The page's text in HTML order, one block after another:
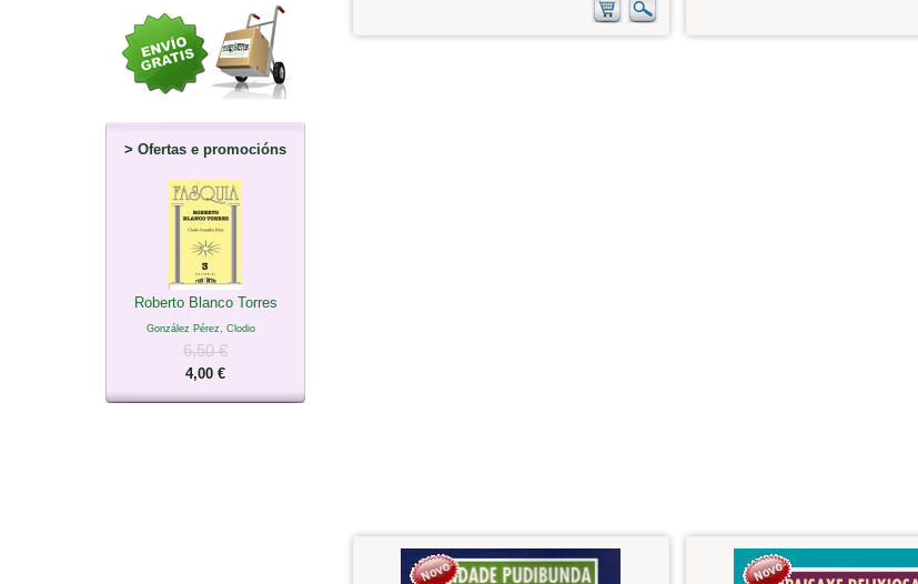
> Ofertas e promocións
Roberto Blanco Torres
González Pérez, Clodio
6,50 €
4,00 €